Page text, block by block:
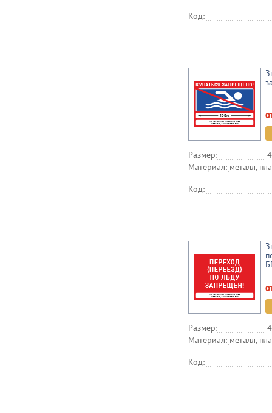
Код:
Размер:
Материал: металл,
Код:
Размер:
Материал: металл,
Код: